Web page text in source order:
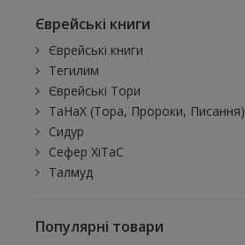
Єврейські книги
Єврейські книги
Тегилим
Єврейські Тори
ТаНаХ (Тора, Пророки, Писання)
Сидур
Сефер ХіТаС
Талмуд
Популярні товари